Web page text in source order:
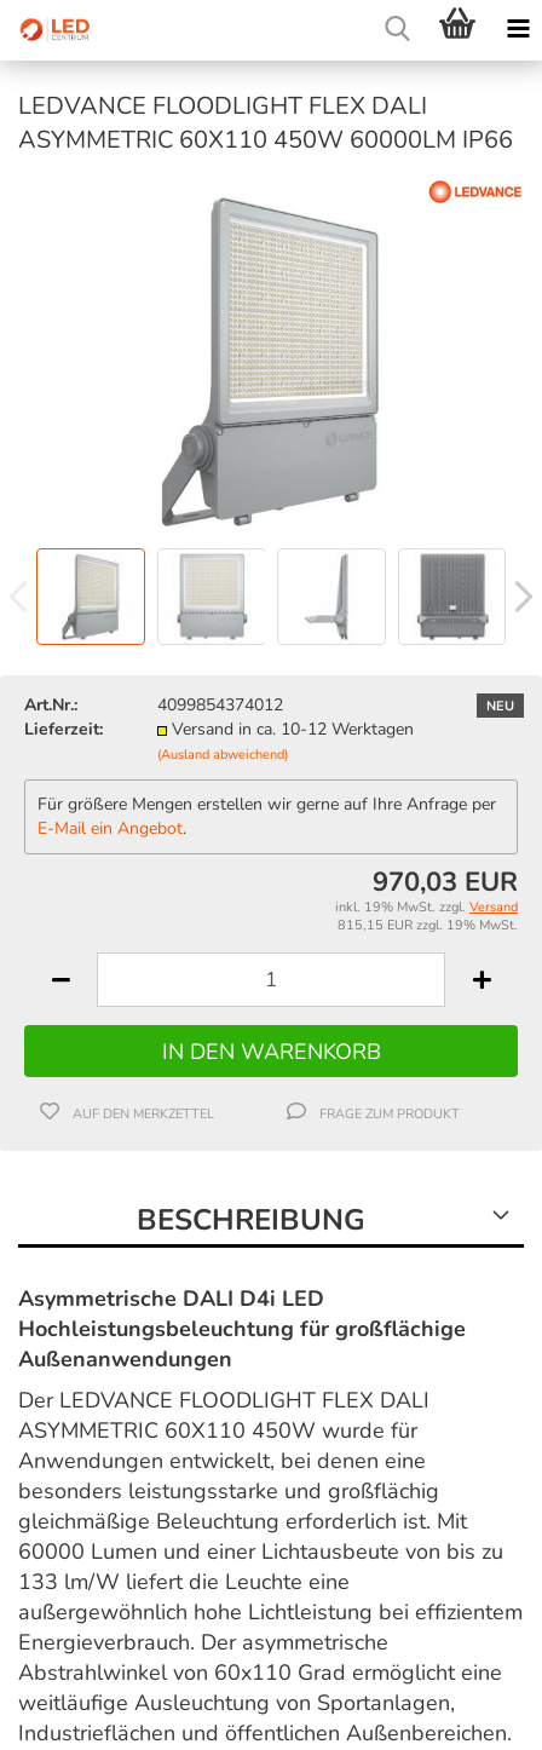
LEDVANCE FLOODLIGHT FLEX DALI
ASYMMETRIC 60X110 450W 60000LM IP66
NEU
Art.Nr.:
4099854374012
Lieferzeit:
Versand in ca. 10-12 Werktagen
(Ausland abweichend)
Für größere Mengen erstellen wir gerne auf Ihre Anfrage per
E-Mail ein Angebot.
970,03 EUR
inkl. 19% MwSt. zzgl. Versand
815,15 EUR zzgl. 19% MwSt.
AUF DEN MERKZETTEL FRAGE ZUM PRODUKT
BESCHREIBUNG
Asymmetrische DALI D4i LED
Hochleistungsbeleuchtung für großflächige
Außenanwendungen
Der LEDVANCE FLOODLIGHT FLEX DALI
ASYMMETRIC 60X110 450W wurde für
Anwendungen entwickelt, bei denen eine
besonders leistungsstarke und großflächig
gleichmäßige Beleuchtung erforderlich ist. Mit
60000 Lumen und einer Lichtausbeute von bis zu
133 lm/W liefert die Leuchte eine
außergewöhnlich hohe Lichtleistung bei effizientem
Energieverbrauch. Der asymmetrische
Abstrahlwinkel von 60x110 Grad ermöglicht eine
weitläufige Ausleuchtung von Sportanlagen,
Industrieflächen und öffentlichen Außenbereichen.